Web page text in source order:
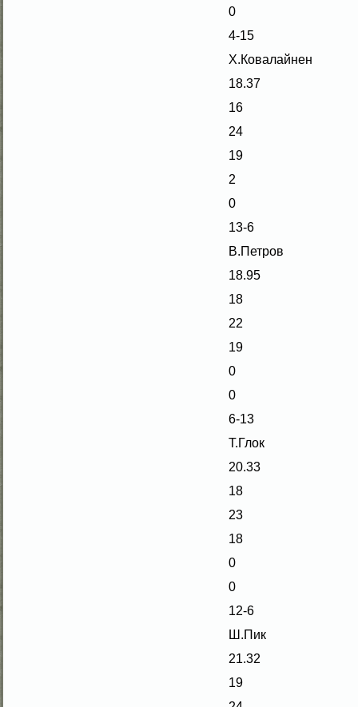
0
4-15
Х.Ковалайнен
18.37
16
24
19
2
0
13-6
В.Петров
18.95
18
22
19
0
0
6-13
Т.Глοк
20.33
18
23
18
0
0
12-6
Ш.Пик
21.32
19